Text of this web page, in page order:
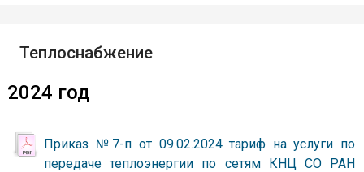
Теплоснабжение
2024 год
Приказ №7-п от 09.02.2024 тариф на услуги по
передаче теплоэнергии по сетям КНЦ СО РАН